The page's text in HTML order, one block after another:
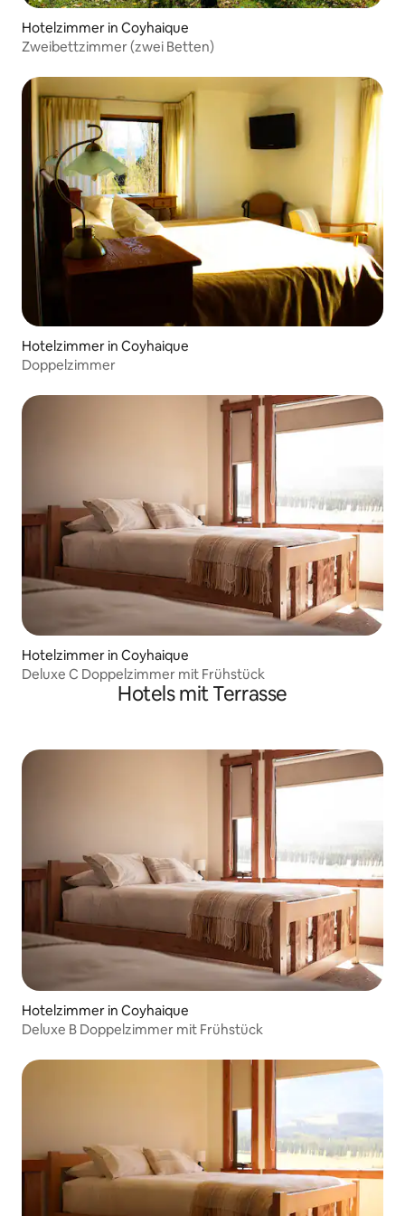
Hotelzimmer in Coyhaique
Zweibettzimmer (zwei Betten)
Hotelzimmer in Coyhaique
Doppelzimmer
Hotelzimmer in Coyhaique
Deluxe C Doppelzimmer mit Frühstück
Hotels mit Terrasse
Hotelzimmer in Coyhaique
Deluxe B Doppelzimmer mit Frühstück